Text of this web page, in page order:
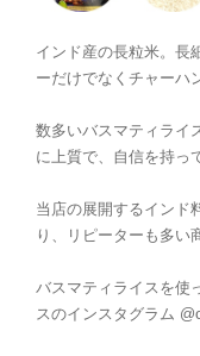
インド産の長粒米。長
ーだけでなくチャーハ
数多いバスマティライ
に上質で、自信を持っ
当店の展開するインド
り、リピーターも多い
バスマティライスを使
スのインスタグラム